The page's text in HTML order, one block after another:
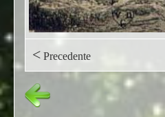
< Precedente